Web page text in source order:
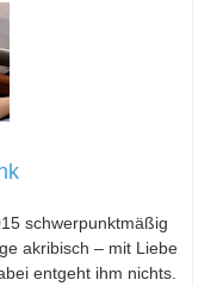
schwerpunktmäßig
akribisch – mit Liebe
entgeht ihm nichts.